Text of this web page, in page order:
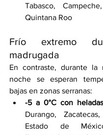
Tabasco,
Quintana Roo
Frío extremo
madrugada
En contraste, durante la
noche se esperan
bajas en zonas serranas:
-5 a 0°C con
Durango,
Estado de